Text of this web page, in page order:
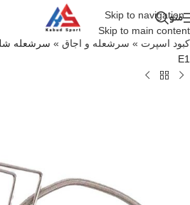
Skip to navigation
Skip to main content
منو
کبود اسپرت » سرشعله و اجاق »
E1